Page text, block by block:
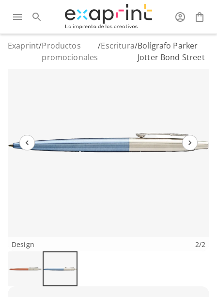
Exaprint/Productos
promocionales
/Escritura/Bolígrafo Parker
Jotter Bond Street
Design 2/2